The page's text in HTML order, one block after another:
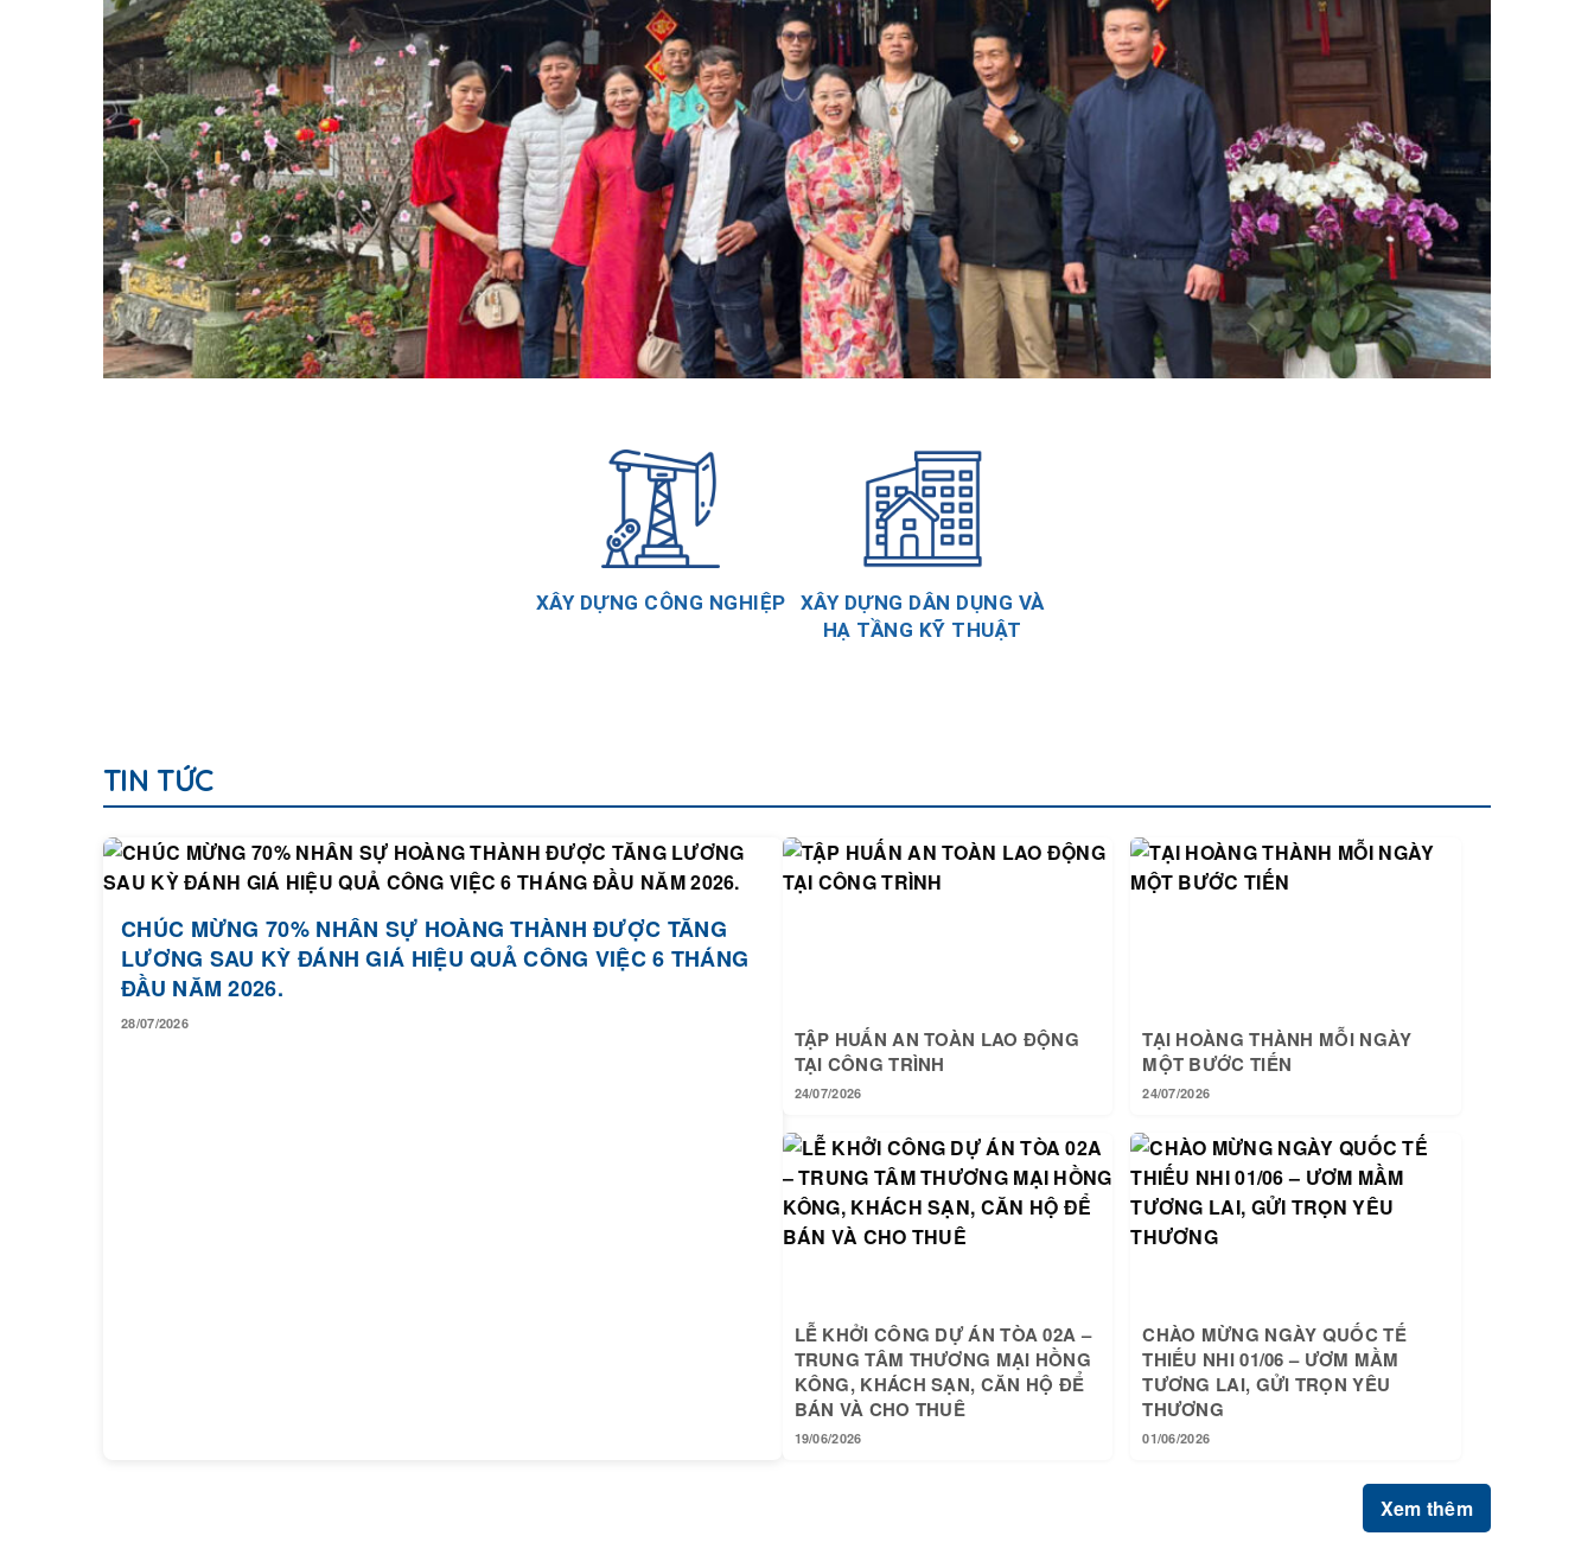
XÂY DỰNG CÔNG NGHIỆP
XÂY DỰNG DÂN DỤNG VÀ
HẠ TẦNG KỸ THUẬT
TIN TỨC
CHÚC MỪNG 70% NHÂN SỰ HOÀNG THÀNH ĐƯỢC TĂNG
LƯƠNG SAU KỲ ĐÁNH GIÁ HIỆU QUẢ CÔNG VIỆC 6 THÁNG
ĐẦU NĂM 2026.
28/07/2026
TẬP HUẤN AN TOÀN LAO ĐỘNG
TẠI CÔNG TRÌNH
24/07/2026
TẠI HOÀNG THÀNH MỖI NGÀY
MỘT BƯỚC TIẾN
24/07/2026
LỄ KHỞI CÔNG DỰ ÁN TÒA 02A –
TRUNG TÂM THƯƠNG MẠI HỒNG
KÔNG, KHÁCH SẠN, CĂN HỘ ĐỂ
BÁN VÀ CHO THUÊ
19/06/2026
CHÀO MỪNG NGÀY QUỐC TẾ
THIẾU NHI 01/06 – ƯƠM MẦM
TƯƠNG LAI, GỬI TRỌN YÊU
THƯƠNG
01/06/2026
Xem thêm